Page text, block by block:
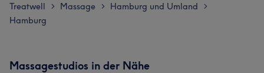
Treatwell > Massage > Hamburg und Umland >
Hamburg
Massagestudios in der Nähe